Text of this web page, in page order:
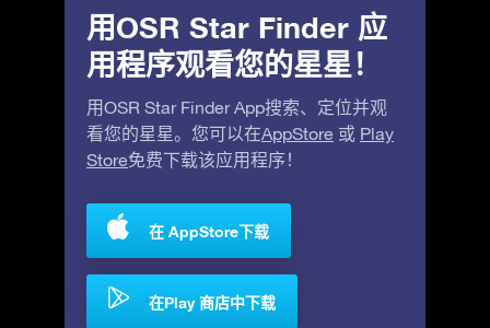
用OSR Star Finder 应
用程序观看您的星星！
用OSR Star Finder App搜索、定位并观
看您的星星。您可以在AppStore 或 Play
Store免费下载该应用程序！
在 AppStore下载
在Play 商店中下载